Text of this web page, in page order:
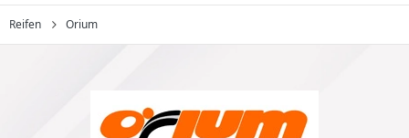
Reifen Orium